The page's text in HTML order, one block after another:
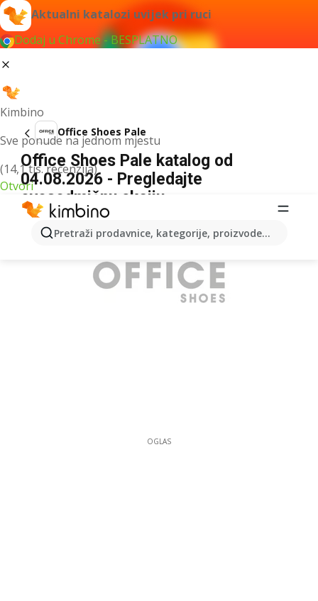
Aktualni katalozi uvijek pri ruci
Dodaj u Chrome - BESPLATNO
Kimbino
Sve ponude na jednom mjestu
(14,1 tis. recenzija)
Otvori
Pretraži prodavnice, kategorije, proizvode...
Office Shoes Pale
Office Shoes Pale katalog od
04.08.2026 - Pregledajte
ovosedmičnu akciju
OGLAS